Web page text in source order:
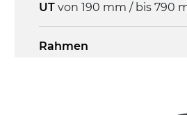
UT von 190 mm / bis 790
Rahmen